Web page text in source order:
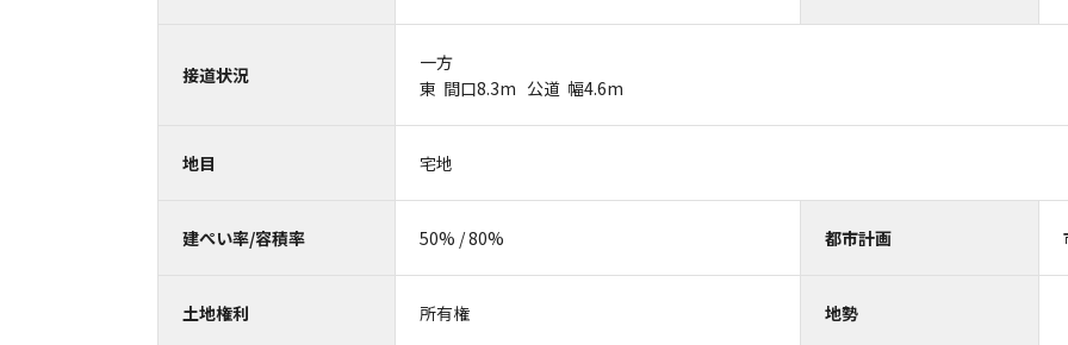
接道状況
一方
東 間口8.3m 公道 幅4.6m
地目 宅地
建ぺい率/容積率 50% / 80% 都市計画
土地権利 所有権 地勢